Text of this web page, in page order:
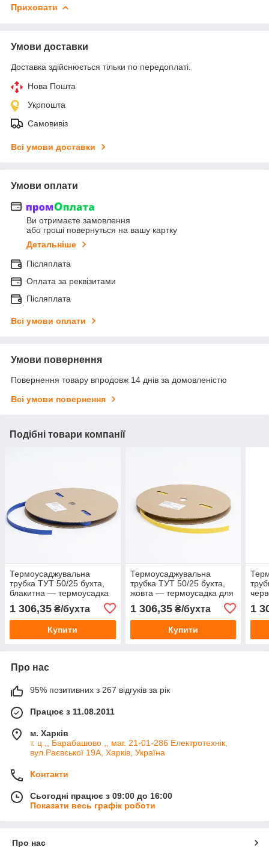
Приховати
Умови доставки
Доставка здійснюється тільки по передоплаті.
Нова Пошта
Укрпошта
Самовивіз
Всі умови доставки
Умови оплати
Ви отримаєте замовлення
або гроші повернуться на вашу картку
Детальніше
Післяплата
Оплата за реквізитами
Післяплата
Всі умови оплати
Умови повернення
Повернення товару впродовж 14 днів за домовленістю
Всі умови повернення
Подібні товари компанії
Термоусаджувальна
трубка ТУТ 50/25 бухта,
блакитна — термоусадка
1 306,35 ₴/бухта
Купити
Термоусаджувальна
трубка ТУТ 50/25 бухта,
жовта — термоусадка для
1 306,35₴/бухта
Купити
1
Про нас
95% позитивних з 267 відгуків за рік
Працює з 11.08.2011
м. Харків
т. ц ,, Барабашово ,, маг. 21-01-286 Електротехнік,
вул.Раєвської 19А, Харків, Україна
Контакти
Сьогодні працює з 09:00 до 16:00
Показати весь графік роботи
Про нас